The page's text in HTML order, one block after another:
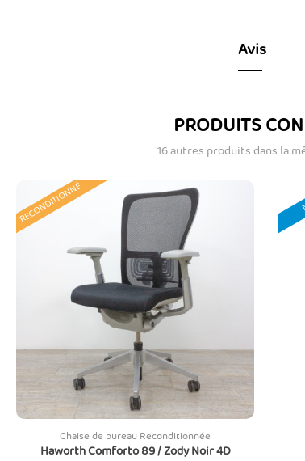
Avis
PRODUITS
16 autres produits dans la
RECONDITIONNÉ
Chaise de bureau Reconditionnée
Haworth Comforto 89 / Zody Noir 4D